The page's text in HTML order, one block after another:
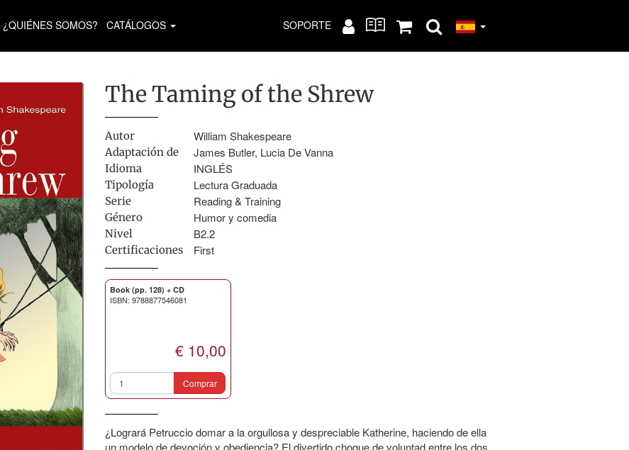
¿QUIÉNES SOMOS? CATÁLOGOS SOPORTE
The Taming of the Shrew
Autor William Shakespeare
Adaptación de James Butler, Lucia De Vanna
Idioma INGLÉS
Tipología Lectura Graduada
Serie Reading & Training
Género Humor y comedia
Nivel B2.2
Certificaciones First
Book (pp. 128) + CD
ISBN: 9788877546081
€ 10,00
Comprar
¿Logrará Petruccio domar a la orgullosa y despreciable Katherine, haciendo de ella
un modelo de devoción y obediencia? El divertido choque de voluntad entre los dos